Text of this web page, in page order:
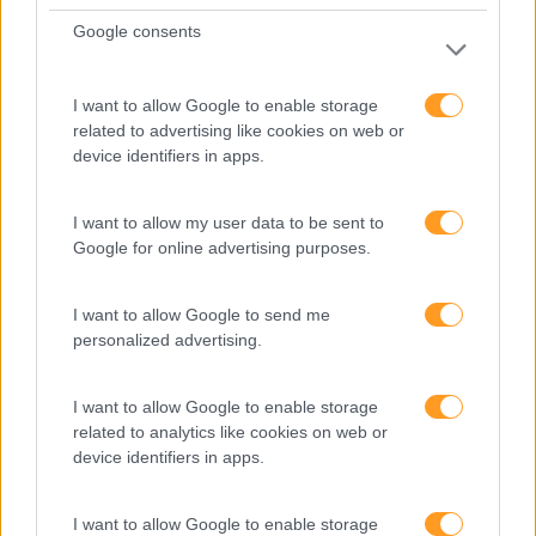
Google consents
I want to allow Google to enable storage
related to advertising like cookies on web or
device identifiers in apps.
I want to allow my user data to be sent to
Google for online advertising purposes.
I want to allow Google to send me
personalized advertising.
I want to allow Google to enable storage
related to analytics like cookies on web or
device identifiers in apps.
I want to allow Google to enable storage
consumidor de uma forma mais inteligente, atual e
eficaz. A chave é sempre a mesma: desenhar para e a
Uma boa parte das empresas que
operam em setores/serviços que
podem ser, de alguma forma,
automatizados, deixarão, pura e
simplesmente, de ter espaço para
continuar a existir.
A Beta-i, empresa que tem como objetivo ajudar
startupsa acelerar e a fornecer as grandes empresas
startups, tem vindo a apostar nesta área. «A Beta-i tem